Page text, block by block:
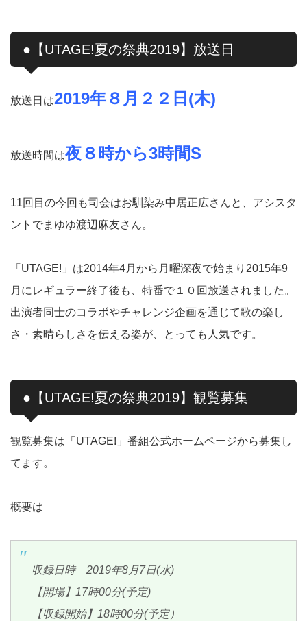
●【UTAGE!夏の祭典2019】放送日
放送日は2019年８月２２日(木)
放送時間は夜８時から3時間S
11回目の今回も司会はお馴染み中居正広さんと、アシスタ
ントでまゆゆ渡辺麻友さん。
「UTAGE!」は2014年4月から月曜深夜で始まり2015年9
月にレギュラー終了後も、特番で１０回放送されました。
出演者同士のコラボやチャレンジ企画を通じて歌の楽し
さ・素晴らしさを伝える姿が、とっても人気です。
●【UTAGE!夏の祭典2019】観覧募集
観覧募集は「UTAGE!」番組公式ホームページから募集し
てます。
概要は
収録日時 2019年8月7日(水)
【開場】17時00分(予定)
【収録開始】18時00分(予定）